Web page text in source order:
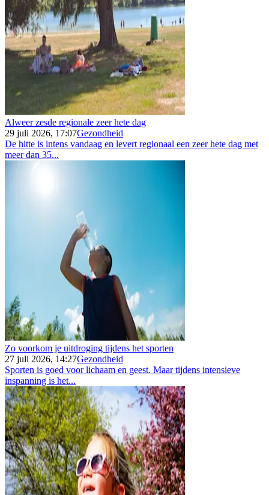
Alweer zesde regionale zeer hete dag
29 juli 2026, 17:07Gezondheid
De hitte is intens vandaag en levert regionaal een zeer hete dag met
meer dan 35...
Zo voorkom je uitdroging tijdens het sporten
27 juli 2026, 14:27Gezondheid
Sporten is goed voor lichaam en geest. Maar tijdens intensieve
inspanning is het...